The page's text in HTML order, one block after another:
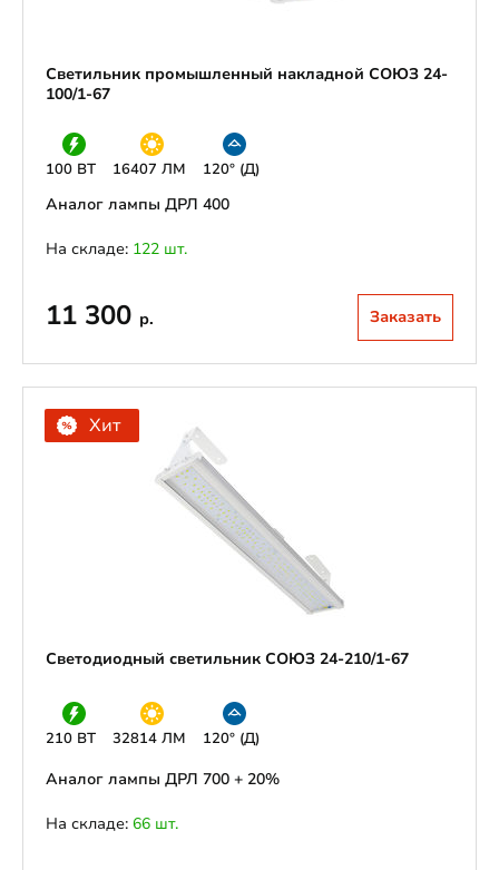
Светильник промышленный накладной СОЮЗ 24-
100/1-67
100 ВТ 16407 ЛМ 120° (Д)
Аналог лампы ДРЛ 400
На складе: 122 шт.
11 300 р. Заказать
Хит
Светодиодный светильник СОЮЗ 24-210/1-67
210 ВТ 32814 ЛМ 120° (Д)
Аналог лампы ДРЛ 700 + 20%
На складе: 66 шт.